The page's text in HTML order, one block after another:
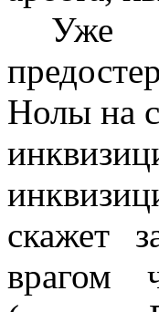
Уже
Нолы на
скажет
врагом